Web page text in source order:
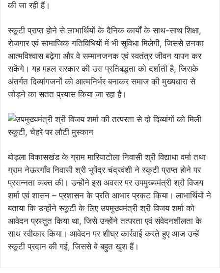
की जा रही हैं।
स्कूटी प्राप्त होने से लाभार्थियों के दैनिक कार्यों के साथ-साथ शिक्षा,
रोजगार एवं सामाजिक गतिविधियों में भी सुविधा मिलेगी, जिससे उनका
आत्मविश्वास बढ़ेगा और वे सम्मानजनक एवं स्वतंत्र जीवन यापन कर
सकेंगे। यह पहल सरकार की उस प्रतिबद्धता को दर्शाती है, जिसके
अंतर्गत दिव्यांगजनों को आत्मनिर्भर बनाकर समाज की मुख्यधारा से
जोड़ने का सतत प्रयास किया जा रहा है।
बोड़ला विकासखंड के ग्राम मारियाटोला निवासी श्री विद्याधा वर्मा तथा
ग्राम नेऊरगाँव निवासी श्री भूपेंद्र चंद्रवंशी ने स्कूटी प्राप्त होने पर
प्रसन्नता व्यक्त की। उन्होंने इस अवसर पर उपमुख्यमंत्री श्री विजय
शर्मा एवं शासन – प्रशासन के प्रति आभार प्रकट किया। लाभार्थियों ने
बताया कि उन्होंने स्कूटी के लिए उपमुख्यमंत्री श्री विजय शर्मा को
आवेदन प्रस्तुत किया था, जिसे उन्होंने तत्परता एवं संवेदनशीलता के
साथ स्वीकार किया। आवेदन पर शीघ्र कार्रवाई करते हुए आज उन्हें
स्कूटी प्रदान की गई, जिससे वे बहुत खुश हैं।